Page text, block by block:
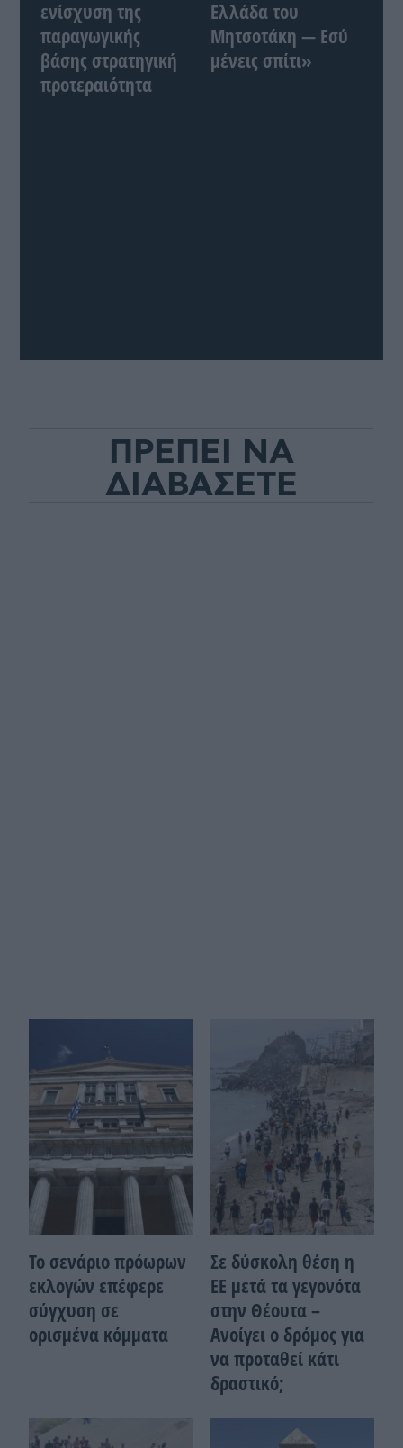
ενίσχυση της
παραγωγικής
βάσης στρατηγική
προτεραιότητα
Ελλάδα του
Μητσοτάκη — Εσύ
μένεις σπίτι»
ΠΡΕΠΕΙ ΝΑ
ΔΙΑΒΑΣΕΤΕ
Το σενάριο πρόωρων
εκλογών επέφερε
σύγχυση σε
ορισμένα κόμματα
Σε δύσκολη θέση η
ΕΕ μετά τα γεγονότα
στην Θέουτα –
Ανοίγει ο δρόμος για
να προταθεί κάτι
δραστικό;